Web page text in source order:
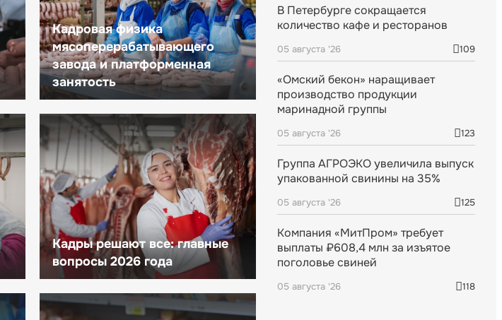
Кадровая физика
мясоперерабатывающего
завода и платформенная
занятость
Кадры решают все: главные
вопросы 2026 года
В Петербурге сокращается
количество кафе и ресторанов
05 августа '26 109
«Омский бекон» наращивает
производство продукции
маринадной группы
05 августа '26 123
Группа АГРОЭКО увеличила выпуск
упакованной свинины на 35%
05 августа '26 125
Компания «МитПром» требует
выплаты ₽608,4 млн за изъятое
поголовье свиней
05 августа '26 118